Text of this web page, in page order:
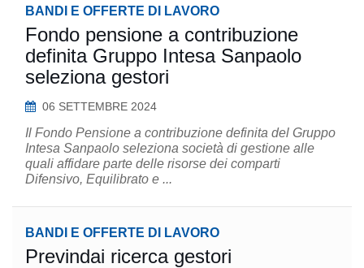
BANDI E OFFERTE DI LAVORO
Fondo pensione a contribuzione
definita Gruppo Intesa Sanpaolo
seleziona gestori
06 SETTEMBRE 2024
Il Fondo Pensione a contribuzione definita del Gruppo
Intesa Sanpaolo seleziona società di gestione alle
quali affidare parte delle risorse dei comparti
Difensivo, Equilibrato e ...
BANDI E OFFERTE DI LAVORO
Previndai ricerca gestori